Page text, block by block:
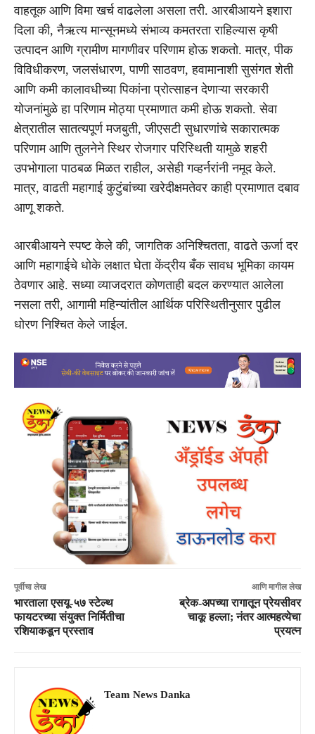
वाहतूक आणि विमा खर्च वाढलेला असला तरी. आरबीआयने इशारा
दिला की, नैऋत्य मान्सूनमध्ये संभाव्य कमतरता राहिल्यास कृषी
उत्पादन आणि ग्रामीण मागणीवर परिणाम होऊ शकतो. मात्र, पीक
विविधीकरण, जलसंधारण, पाणी साठवण, हवामानाशी सुसंगत शेती
आणि कमी कालावधीच्या पिकांना प्रोत्साहन देणाऱ्या सरकारी
योजनांमुळे हा परिणाम मोठ्या प्रमाणात कमी होऊ शकतो. सेवा
क्षेत्रातील सातत्यपूर्ण मजबुती, जीएसटी सुधारणांचे सकारात्मक
परिणाम आणि तुलनेने स्थिर रोजगार परिस्थिती यामुळे शहरी
उपभोगाला पाठबळ मिळत राहील, असेही गव्हर्नरांनी नमूद केले.
मात्र, वाढती महागाई कुटुंबांच्या खरेदीक्षमतेवर काही प्रमाणात दबाव
आणू शकते.
आरबीआयने स्पष्ट केले की, जागतिक अनिश्चितता, वाढते ऊर्जा दर
आणि महागाईचे धोके लक्षात घेता केंद्रीय बँक सावध भूमिका कायम
ठेवणार आहे. सध्या व्याजदरात कोणताही बदल करण्यात आलेला
नसला तरी, आगामी महिन्यांतील आर्थिक परिस्थितीनुसार पुढील
धोरण निश्चित केले जाईल.
पूर्वीचा लेख
भारताला एसयू-५७ स्टेल्थ
फायटरच्या संयुक्त निर्मितीचा
रशियाकडून प्रस्ताव
आणि मागील लेख
ब्रेक-अपच्या रागातून प्रेयसीवर
चाकू हल्ला; नंतर आत्महत्येचा
प्रयत्न
Team News Danka